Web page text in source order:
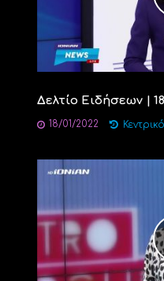
Δελτίο Ειδήσεων |
18/01/2022